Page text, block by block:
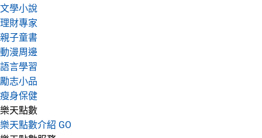
文學小說
理財專家
親子童書
動漫周邊
語言學習
勵志小品
瘦身保健
樂天點數
樂天點數介紹 GO